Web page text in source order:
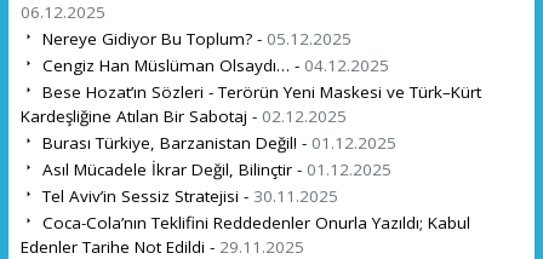
06.12.2025
Nereye Gidiyor Bu Toplum? - 05.12.2025
Cengiz Han Müslüman Olsaydı… - 04.12.2025
Bese Hozat’ın Sözleri - Terörün Yeni Maskesi ve Türk–Kürt
Kardeşliğine Atılan Bir Sabotaj - 02.12.2025
Burası Türkiye, Barzanistan Değil! - 01.12.2025
Asıl Mücadele İkrar Değil, Bilinçtir - 01.12.2025
Tel Aviv’in Sessiz Stratejisi - 30.11.2025
Coca-Cola’nın Teklifini Reddedenler Onurla Yazıldı; Kabul
Edenler Tarihe Not Edildi - 29.11.2025